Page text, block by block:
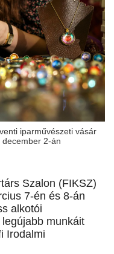
iparművészeti vásár
2-án
Szalon (FIKSZ)
7-én és 8-án
alkotói
munkáit
Irodalmi